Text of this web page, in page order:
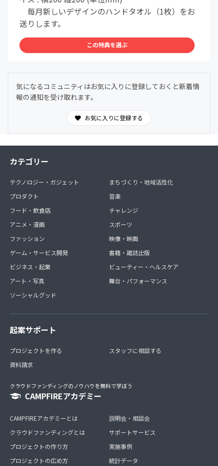
毎月新しいデザインのハンドタオル（1枚）をお
送りします。
この特典を選ぶ
気になるコミュニティはお気に入りに登録しておくと新着情
報の通知を受け取れます。
お気に入りに登録する
カテゴリー
テクノロジー・ガジェット
プロダクト
フード・飲食店
アニメ・漫画
ファッション
ゲーム・サービス開発
ビジネス・起業
アート・写真
ソーシャルグッド
まちづくり・地域活性化
音楽
チャレンジ
スポーツ
映像・映画
書籍・雑誌出版
ビューティー・ヘルスケア
舞台・パフォーマンス
起案サポート
プロジェクトを作る
資料請求
スタッフに相談する
クラウドファンディングのノウハウを無料で学ぼう
CAMPFIREアカデミー
CAMPFIREアカデミーとは
クラウドファンディングとは
プロジェクトの作り方
プロジェクトの広め方
説明会・相談会
サポートサービス
実施事例
統計データ